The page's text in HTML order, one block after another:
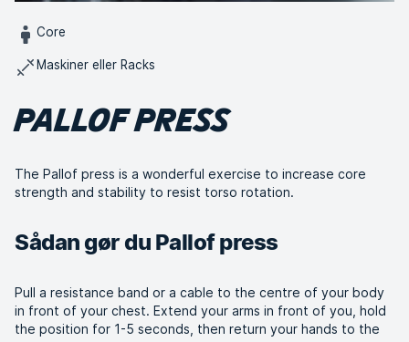
Core
Maskiner eller Racks
PALLOF PRESS
The Pallof press is a wonderful exercise to increase core
strength and stability to resist torso rotation.
Sådan gør du Pallof press
Pull a resistance band or a cable to the centre of your body
in front of your chest. Extend your arms in front of you, hold
the position for 1-5 seconds, then return your hands to the